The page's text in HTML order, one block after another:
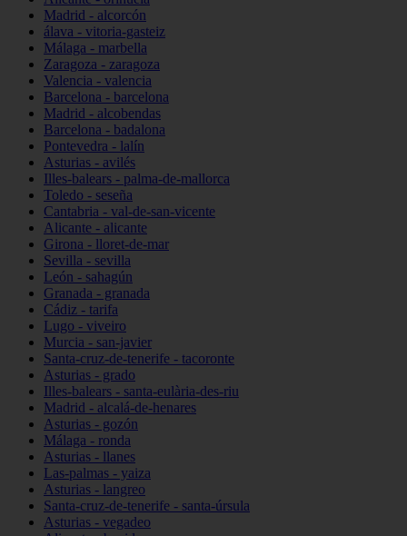
Madrid - alcorcón
álava - vitoria-gasteiz
Málaga - marbella
Zaragoza - zaragoza
Valencia - valencia
Barcelona - barcelona
Madrid - alcobendas
Barcelona - badalona
Pontevedra - lalín
Asturias - avilés
Illes-balears - palma-de-mallorca
Toledo - seseña
Cantabria - val-de-san-vicente
Alicante - alicante
Girona - lloret-de-mar
Sevilla - sevilla
León - sahagún
Granada - granada
Cádiz - tarifa
Lugo - viveiro
Murcia - san-javier
Santa-cruz-de-tenerife - tacoronte
Asturias - grado
Illes-balears - santa-eulària-des-riu
Madrid - alcalá-de-henares
Asturias - gozón
Málaga - ronda
Asturias - llanes
Las-palmas - yaiza
Asturias - langreo
Santa-cruz-de-tenerife - santa-úrsula
Asturias - vegadeo